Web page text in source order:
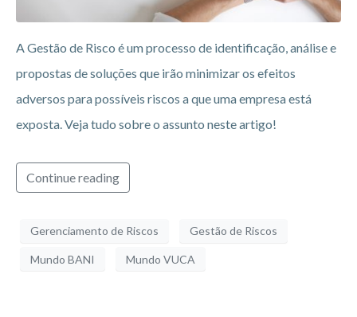
A Gestão de Risco é um processo de identificação, análise e
propostas de soluções que irão minimizar os efeitos
adversos para possíveis riscos a que uma empresa está
exposta. Veja tudo sobre o assunto neste artigo!
Continue reading
Gerenciamento de Riscos Gestão de Riscos
Mundo BANI Mundo VUCA